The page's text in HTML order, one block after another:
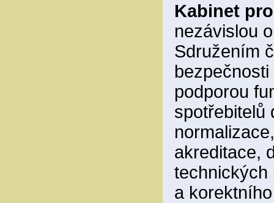
Kabinet
nezávislou
Sdružením
podporou
spotřebitelů
akreditace,
technických
a